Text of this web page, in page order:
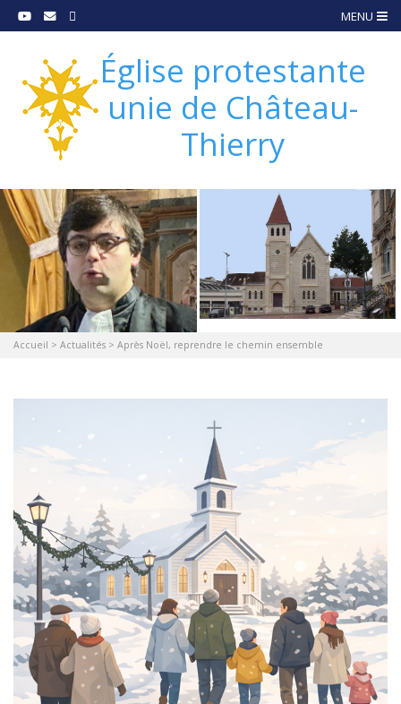
MENU
Église protestante
unie de Château-
Thierry
Accueil > Actualités > Après Noël, reprendre le chemin ensemble